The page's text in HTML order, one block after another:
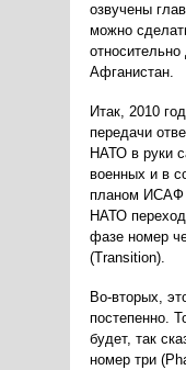
озвучены
можно
Афганистан.
Итак, 2010
передачи
НАТО в руки
военных и в
планом ИСАФ
НАТО
фазе номер
(Transition).
Во-вторых,
постепенно.
будет, так
номер три